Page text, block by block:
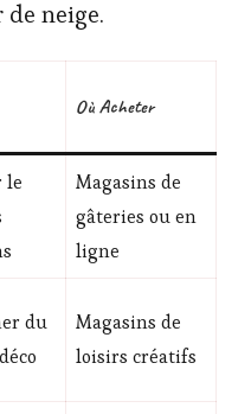
neige.
Où Acheter
le
Magasins de
gâteries ou en
ligne
du
Magasins de
loisirs créatifs